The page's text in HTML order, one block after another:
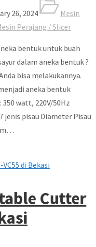
26, 2024
Mesin
Perajang / Slicer
bentuk untuk buah
dalam aneka bentuk ?
bisa melakukannya.
aneka bentuk
350 watt, 220V/50Hz
jenis pisau Diameter Pisau
Cutter